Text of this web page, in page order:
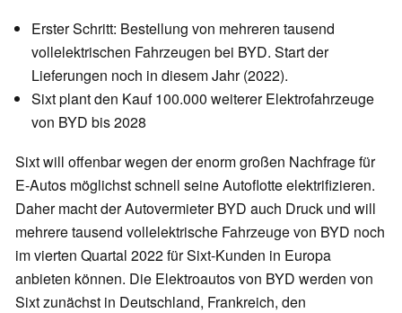
Erster Schritt: Bestellung von mehreren tausend
vollelektrischen Fahrzeugen bei BYD. Start der
Lieferungen noch in diesem Jahr (2022).
Sixt plant den Kauf 100.000 weiterer Elektrofahrzeuge
von BYD bis 2028
Sixt will offenbar wegen der enorm großen Nachfrage für
E-Autos möglichst schnell seine Autoflotte elektrifizieren.
Daher macht der Autovermieter BYD auch Druck und will
mehrere tausend vollelektrische Fahrzeuge von BYD noch
im vierten Quartal 2022 für Sixt-Kunden in Europa
anbieten können. Die Elektroautos von BYD werden von
Sixt zunächst in Deutschland, Frankreich, den